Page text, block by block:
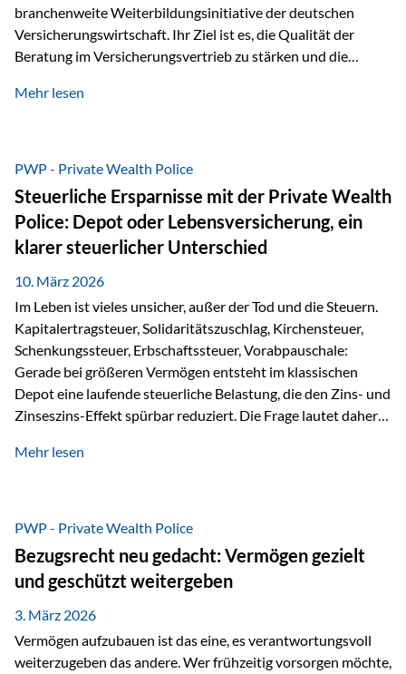
branchenweite Weiterbildungsinitiative der deutschen
Versicherungswirtschaft. Ihr Ziel ist es, die Qualität der
Beratung im Versicherungsvertrieb zu stärken und die
Personen transparent zu dokumentieren. Seit der
Stunden pro Jahr für vertrieblich tätige Personen in der
Versicherungsbranche. Über die Weiterbildungsdatenbank
von „gut beraten“ können absolvierte Bildungsmaßnahmen
zentral erfasst und dokumentiert werden. „gut beraten“
zertifiziert Als zertifizierter Bildungsanbieter können unsere
Webinare nun für die…
Mehr lesen
PWP - Private Wealth Police
Steuerliche Ersparnisse mit der Private Wealth
Police: Depot oder Lebensversicherung, ein
klarer steuerlicher Unterschied
10. März 2026
Im Leben ist vieles unsicher, außer der Tod und die Steuern.
Kapitalertragsteuer, Solidaritätszuschlag, Kirchensteuer,
Schenkungssteuer, Erbschaftssteuer, Vorabpauschale:
Gerade bei größeren Vermögen entsteht im klassischen
Depot eine laufende steuerliche Belastung, die den Zins- und
Zinseszins-Effekt spürbar reduziert. Die Frage lautet daher:
nicht laufend Kapital entziehen – sondern möglichst lange im
Privatdepot fallen an: Abgeltungssteuer Fondsbesteuerung
(Vorabpauschale, Teilfreistellung) Kein steuerlicher Abzug
der Vermögensverwaltungs-Gebühren /
Depotbankgebühren Jährliches Steuerreporting erforderlich
Zinsen, Dividenden und Kursgewinne werden laufend
besteuert.
Mehr lesen
PWP - Private Wealth Police
Bezugsrecht neu gedacht: Vermögen gezielt
und geschützt weitergeben
3. März 2026
Vermögen aufzubauen ist das eine, es verantwortungsvoll
weiterzugeben das andere. Wer frühzeitig vorsorgen möchte,